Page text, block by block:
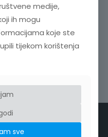
medije,
ih mogu
koje ste
tijekom korištenja
sve